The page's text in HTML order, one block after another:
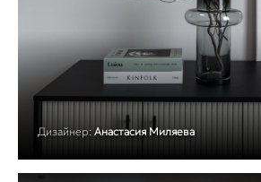
Дизайнер: Анастасия Миляева